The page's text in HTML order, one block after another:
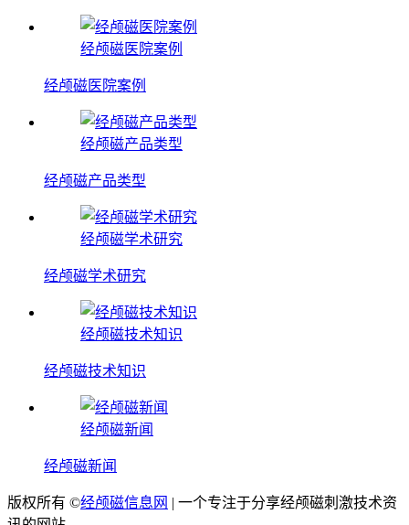
经颅磁医院案例
经颅磁医院案例
经颅磁产品类型
经颅磁产品类型
经颅磁学术研究
经颅磁学术研究
经颅磁技术知识
经颅磁技术知识
经颅磁新闻
经颅磁新闻
版权所有 ©经颅磁信息网 | 一个专注于分享经颅磁刺激技术资